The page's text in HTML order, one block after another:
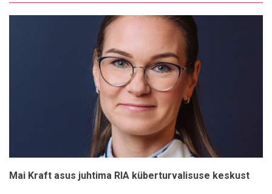
Mai Kraft asus juhtima RIA küberturvalisuse keskust